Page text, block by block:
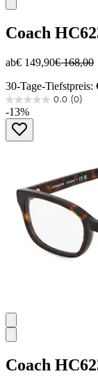
Coach
ab€ 149,90€ 168,00
30-Tage-Tiefstpreis:
0.0 (0)
0.0
von
Sternen.
-13%
Coach